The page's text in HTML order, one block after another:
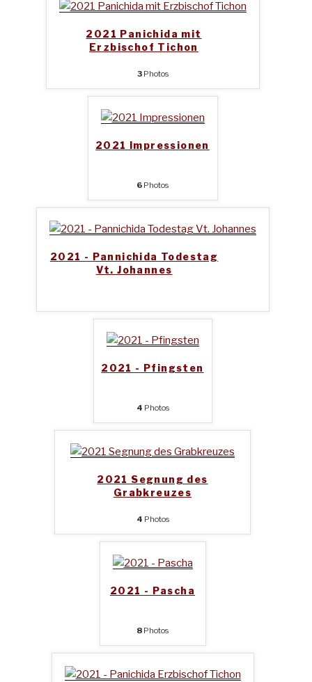
2021 Panichida mit
Erzbischof Tichon
3Photos
2021 Impressionen
6 Photos
2021 - Pannichida Todestag
Vt. Johannes
2021 - Pfingsten
4 Photos
2021 Segnung des
Grabkreuzes
4 Photos
2021 - Pascha
8 Photos